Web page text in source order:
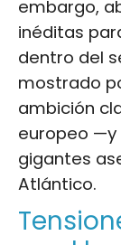
embargo,
inéditas
dentro del
mostrado
ambición
europeo
gigantes
Atlántico.